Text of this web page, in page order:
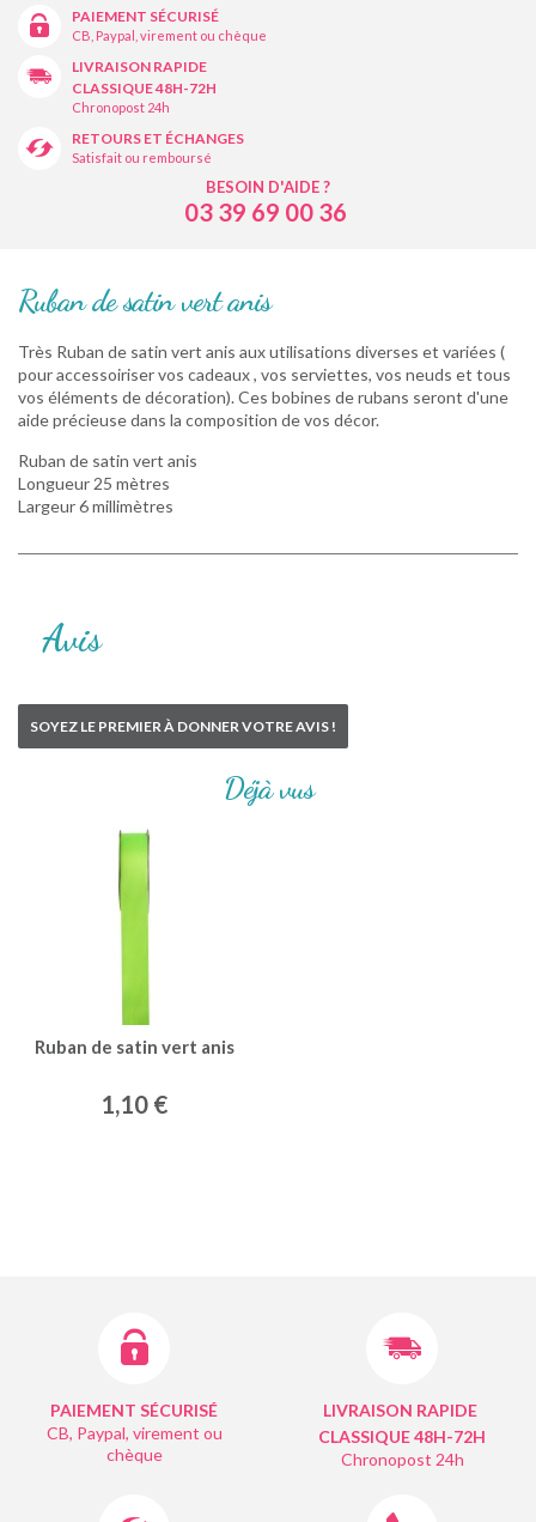
PAIEMENT SÉCURISÉ
CB, Paypal, virement ou chèque
LIVRAISON RAPIDE
CLASSIQUE 48H-72H
Chronopost 24h
RETOURS ET ÉCHANGES
Satisfait ou remboursé
BESOIN D'AIDE ?
03 39 69 00 36
Ruban de satin vert anis
Très Ruban de satin vert anis aux utilisations diverses et variées (
pour accessoiriser vos cadeaux , vos serviettes, vos neuds et tous
vos éléments de décoration). Ces bobines de rubans seront d'une
aide précieuse dans la composition de vos décor.
Ruban de satin vert anis
Longueur 25 mètres
Largeur 6 millimètres
Avis
SOYEZ LE PREMIER À DONNER VOTRE AVIS !
Déjà vus
Ruban de satin vert anis
1,10 €
PAIEMENT SÉCURISÉ
CB, Paypal, virement ou
chèque
LIVRAISON RAPIDE
CLASSIQUE 48H-72H
Chronopost 24h